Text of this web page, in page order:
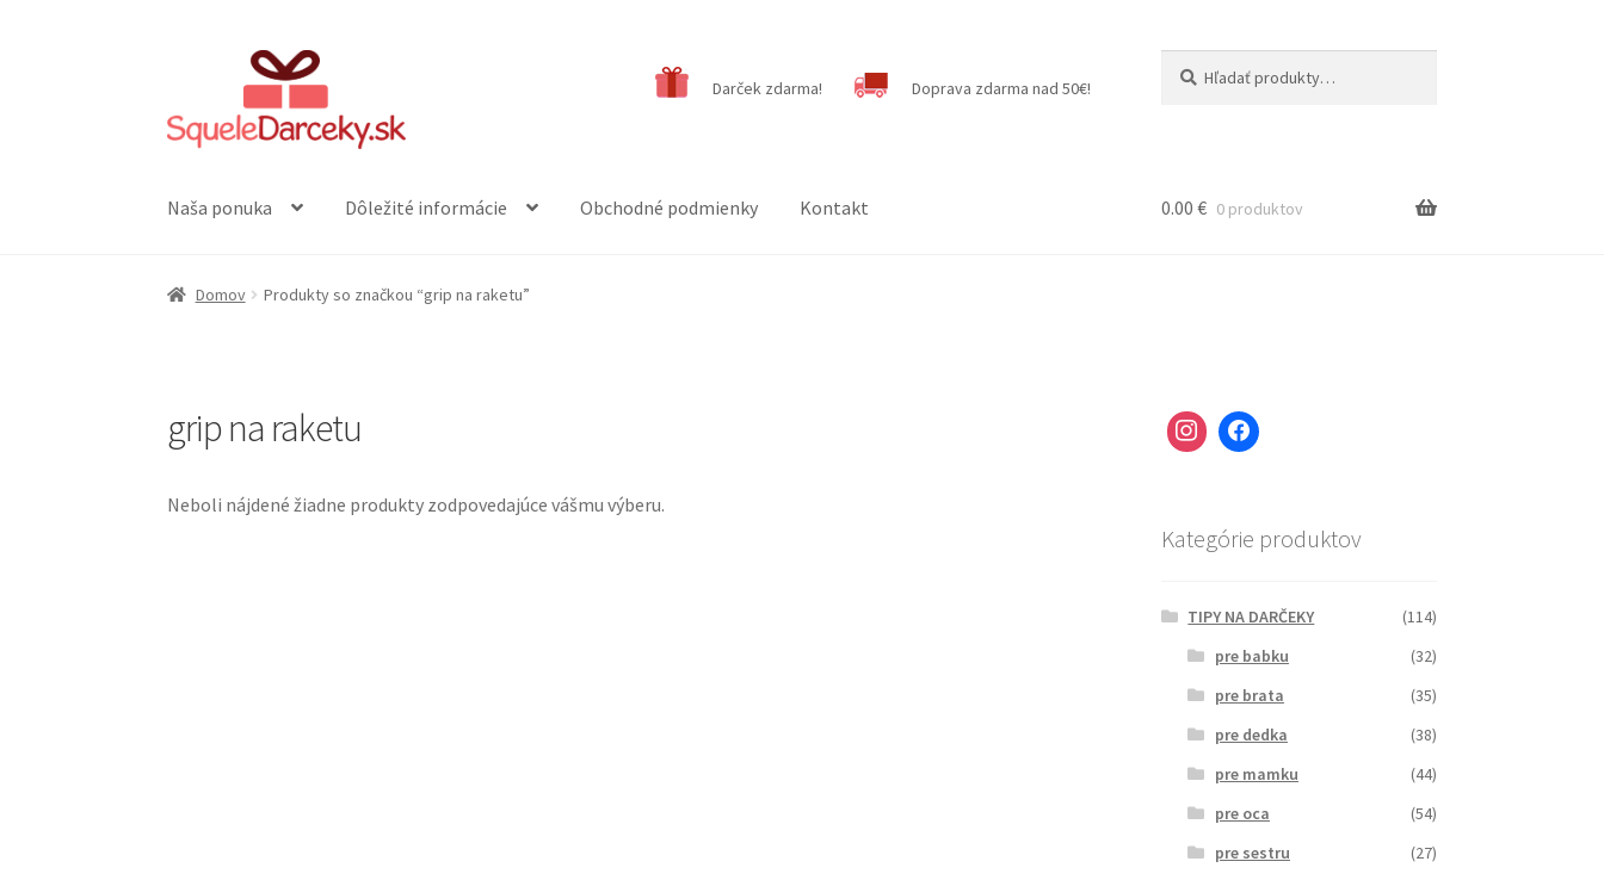
navigáciu
obsah
Darček zdarma! Doprava zdarma nad 50€!
Naša ponuka Dôležité informácie Obchodné podmienky Kontakt 0.00 € 0 produktov
Domov Produkty so značkou “grip na raketu”
grip na raketu
Neboli nájdené žiadne produkty zodpovedajúce vášmu výberu.
Kategórie produktov
TIPY NA DARČEKY
(114)
pre babku
(32)
pre brata
(35)
pre dedka
(38)
pre mamku
(44)
pre oca
(54)
pre sestru
(27)